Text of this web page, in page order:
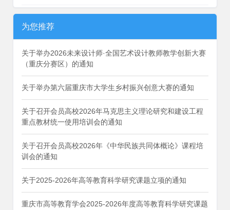
为您推荐
关于举办2026未来设计师·全国艺术设计教师教学创新大赛
（重庆分赛区）的通知
关于举办第六届重庆市大学生乡村振兴创意大赛的通知
关于召开会员高校2026年马克思主义理论研究和建设工程
重点教材统一使用培训会的通知
关于召开会员高校2026年《中华民族共同体概论》课程培
训会的通知
关于2025-2026年高等教育科学研究课题立项的通知
重庆市高等教育学会2025-2026年度高等教育科学研究课题